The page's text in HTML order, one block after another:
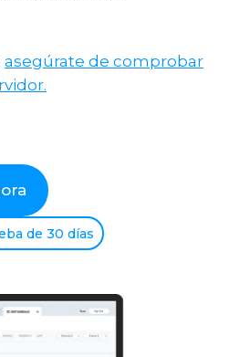
asegúrate de comprobar
de 30 días